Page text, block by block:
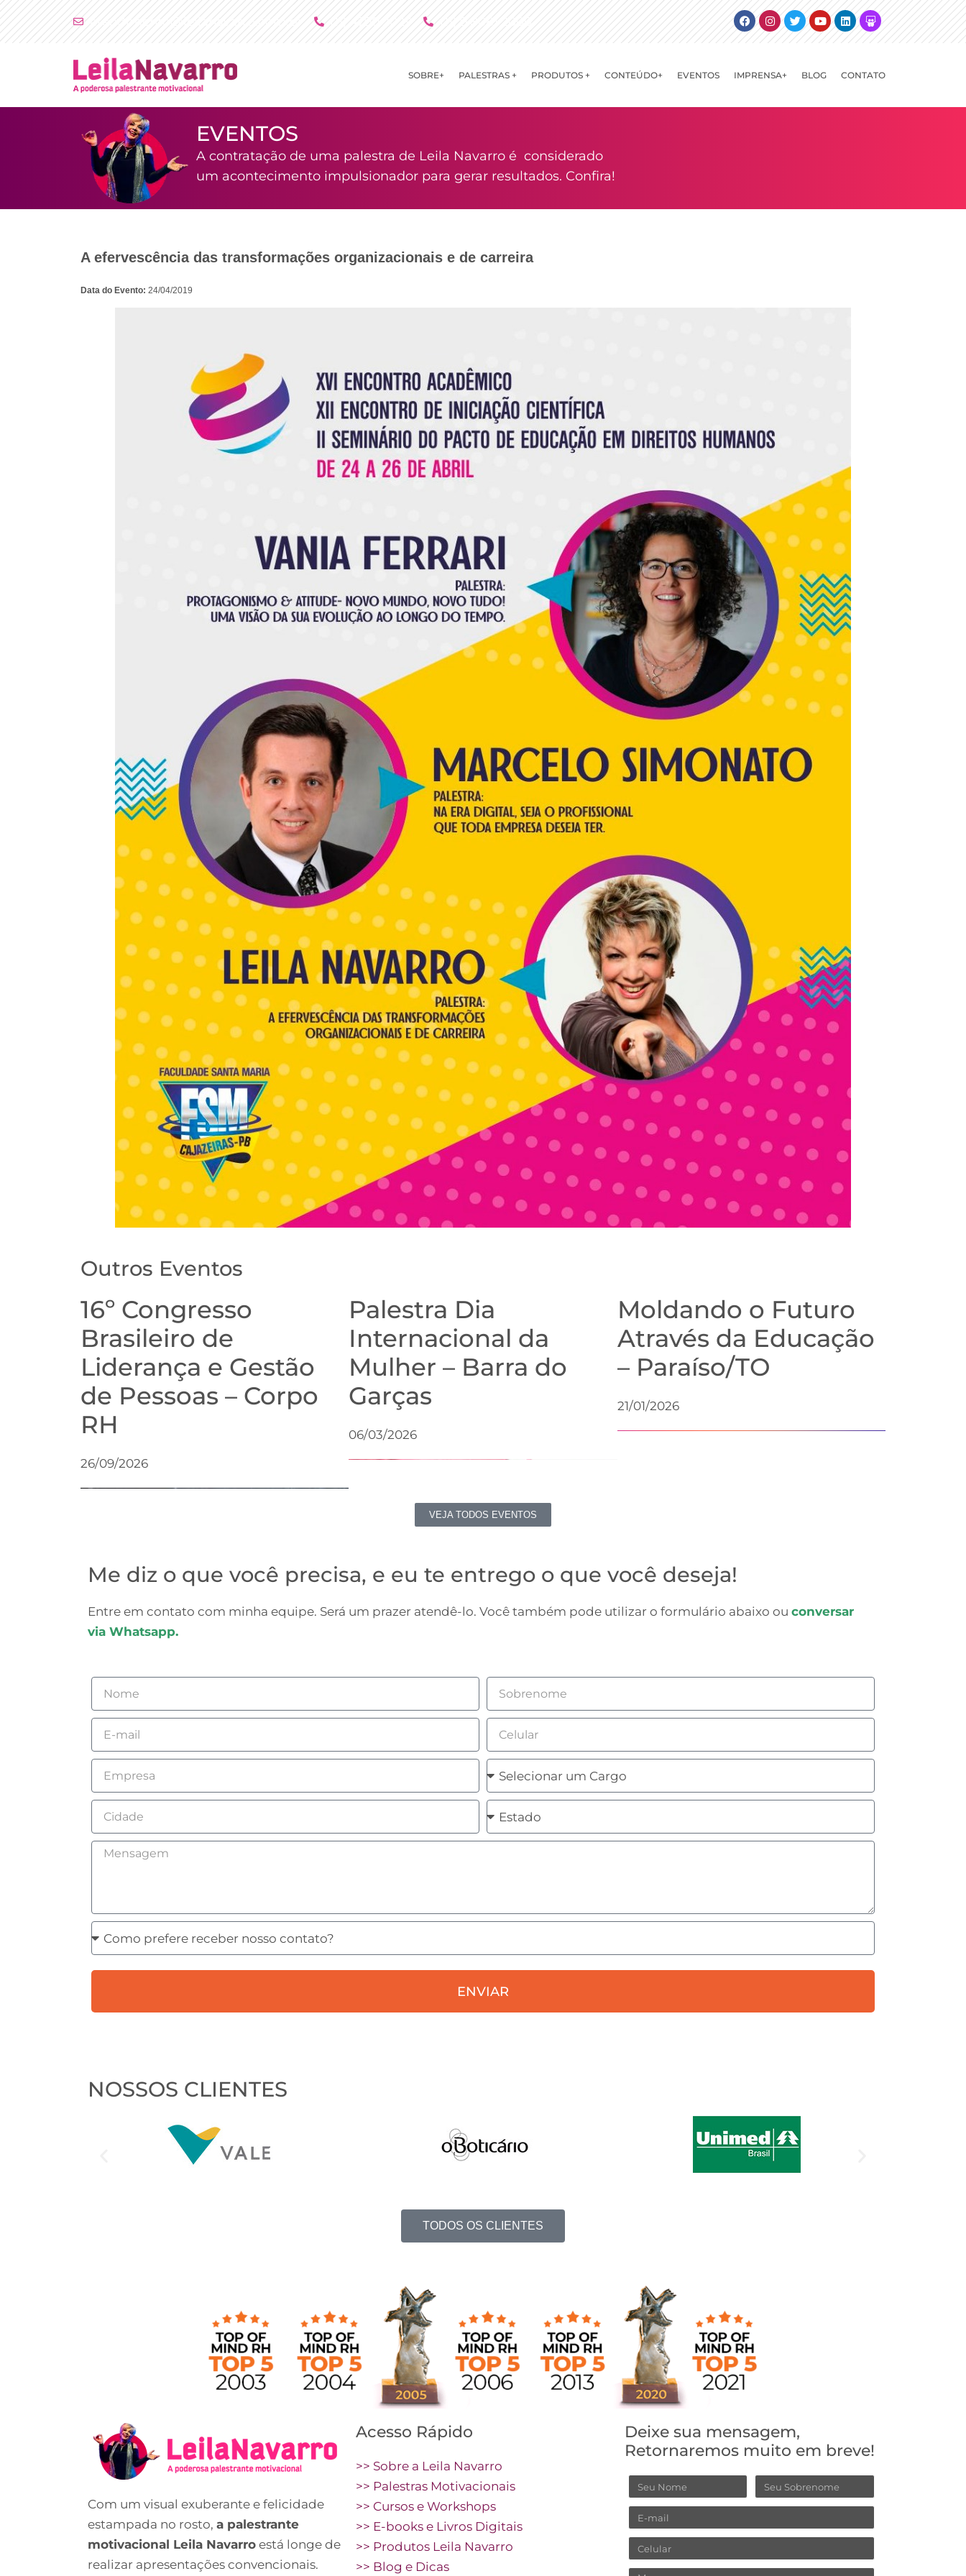
FacebookInstagram
TwitterYoutubeLinkedinSlideshare
SOBRE+ PALESTRAS + PRODUTOS + CONTEÚDO+ EVENTOS IMPRENSA+ BLOG CONTATO
EVENTOS
A contratação de uma palestra de Leila Navarro é considerado
um acontecimento impulsionador para gerar resultados. Confira!
A efervescência das transformações organizacionais e de carreira
Data do Evento: 24/04/2019
Outros Eventos
16º Congresso
Brasileiro de
Liderança e Gestão
de Pessoas – Corpo
RH
26/09/2026
Palestra Dia
Internacional da
Mulher – Barra do
Garças
06/03/2026
Moldando o Futuro
Através da Educação
– Paraíso/TO
21/01/2026
VEJA TODOS EVENTOS
Me diz o que você precisa, e eu te entrego o que você deseja!
Entre em contato com minha equipe. Será um prazer atendê-lo. Você também pode utilizar o formulário abaixo ou conversar
via Whatsapp.
Nome Sobrenome
Email Celular
Empresa Cargo
Cidade Estado
Mensagem
Como
prefere
receber
contato?
ENVIAR
NOSSOS CLIENTES
TODOS OS CLIENTES
Com um visual exuberante e felicidade
estampada no rosto, a palestrante
motivacional Leila Navarro está longe de
realizar apresentações convencionais.
Acesso Rápido
>> Sobre a Leila Navarro
>> Palestras Motivacionais
>> Cursos e Workshops
>> E-books e Livros Digitais
>> Produtos Leila Navarro
>> Blog e Dicas
Deixe sua mensagem,
Retornaremos muito em breve!
Nome Sobrenome
Email
Celular